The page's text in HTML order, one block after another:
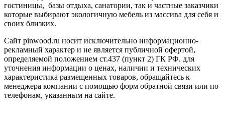
гостиницы, базы отдыха, санатории, так и частные заказчики
которые выбирают экологичную мебель из массива для себя и
своих близких.
Сайт pinwood.ru носит исключительно информационно-
рекламный характер и не является публичной офертой,
определяемой положением ст.437 (пункт 2) ГК РФ. для
уточнения информации о ценах, наличии и технических
характеристика размещенных товаров, обращайтесь к
менеджера компании с помощью форм обратной связи или по
телефонам, указанным на сайте.